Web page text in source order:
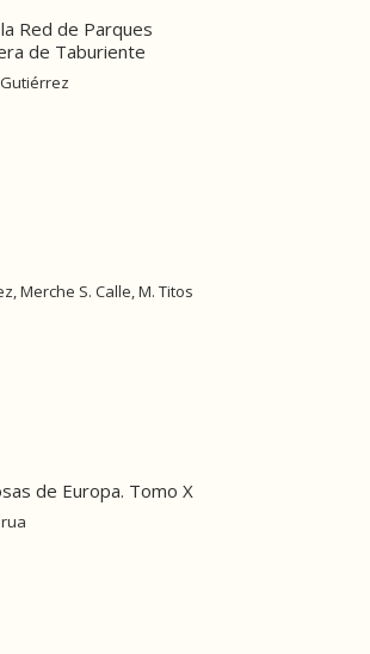
Red de Parques
de Taburiente
Merche S. Calle, M. Titos
de Europa. Tomo X